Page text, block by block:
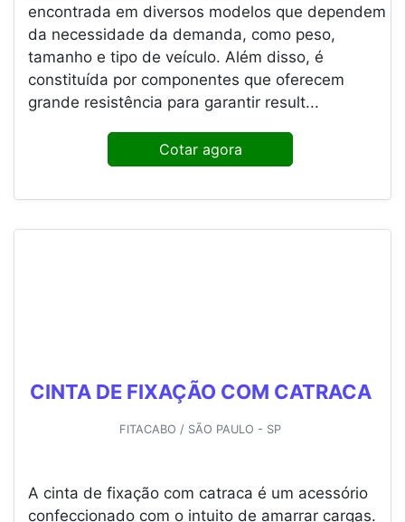
encontrada em diversos modelos que dependem
da necessidade da demanda, como peso,
tamanho e tipo de veículo. Além disso, é
constituída por componentes que oferecem
grande resistência para garantir result...
Cotar agora
CINTA DE FIXAÇÃO COM CATRACA
FITACABO / SÃO PAULO - SP
A cinta de fixação com catraca é um acessório
confeccionado com o intuito de amarrar cargas.